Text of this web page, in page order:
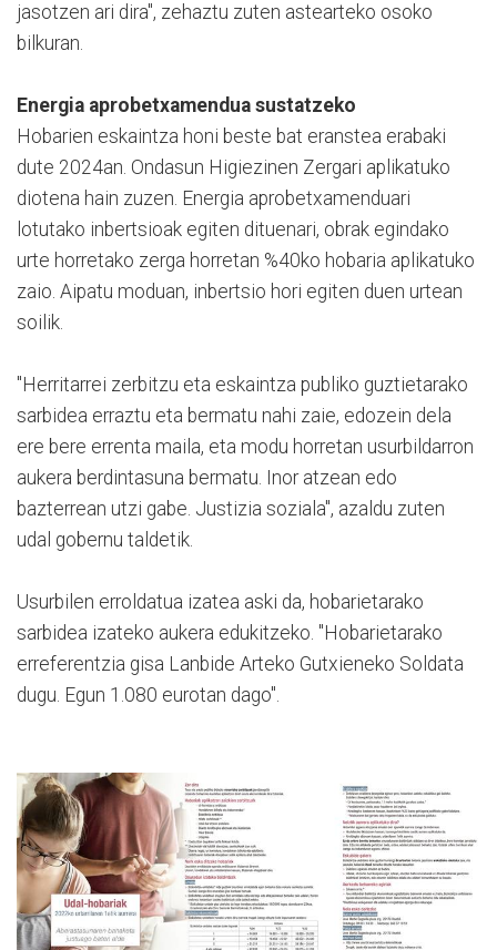
jasotzen ari dira", zehaztu zuten astearteko osoko
bilkuran.
Energia aprobetxamendua sustatzeko
Hobarien eskaintza honi beste bat eranstea erabaki
dute 2024an. Ondasun Higiezinen Zergari aplikatuko
diotena hain zuzen. Energia aprobetxamenduari
lotutako inbertsioak egiten dituenari, obrak egindako
urte horretako zerga horretan %40ko hobaria aplikatuko
zaio. Aipatu moduan, inbertsio hori egiten duen urtean
soilik.
"Herritarrei zerbitzu eta eskaintza publiko guztietarako
sarbidea erraztu eta bermatu nahi zaie, edozein dela
ere bere errenta maila, eta modu horretan usurbildarron
aukera berdintasuna bermatu. Inor atzean edo
bazterrean utzi gabe. Justizia soziala", azaldu zuten
udal gobernu taldetik.
Usurbilen erroldatua izatea aski da, hobarietarako
sarbidea izateko aukera edukitzeko. "Hobarietarako
erreferentzia gisa Lanbide Arteko Gutxieneko Soldata
dugu. Egun 1.080 eurotan dago".